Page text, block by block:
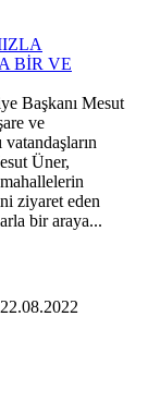
BİR VE
Başkanı Mesut
ve
Üner,
ziyaret eden
bir araya...
22.08.2022